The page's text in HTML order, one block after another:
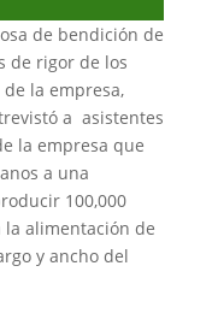
de bendición de
de rigor de los
la empresa,
a asistentes
la empresa que
a una
100,000
alimentación de
y ancho del